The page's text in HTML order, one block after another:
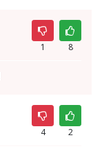
1 8
4 2